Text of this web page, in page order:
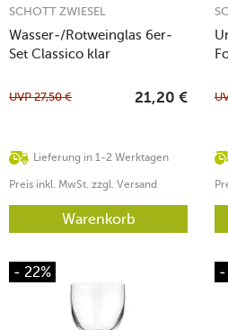
Wasser-/Rotweinglas 6er-
Set Classico klar
SCHOTT ZWIESEL
Lieferung in 1-2 Werktagen
UVP27,50 € 21,20 €
Preis inkl. MwSt. zzgl. Versand
Warenkorb
- 22% -